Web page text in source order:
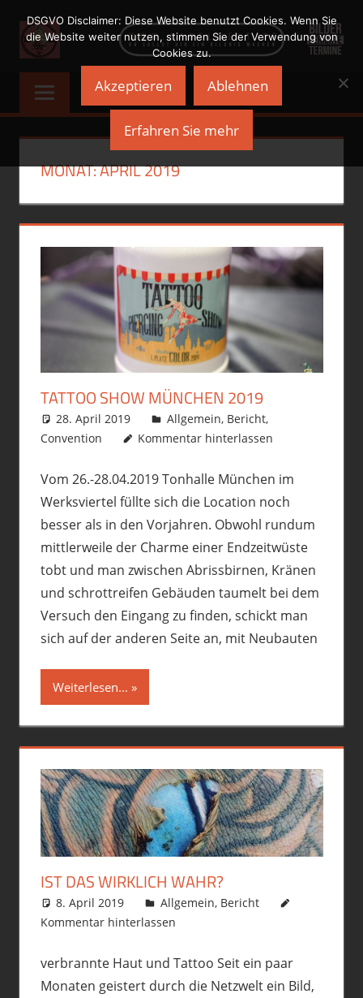
Inhalt
springen
NADELWELT
Du
sollst
ein
machen
MONAT:APRIL 2019
TATTOO SHOW MÜNCHEN 2019
28. April 2019 philofax
Allgemein, Bericht,
Convention
Kommentar hinterlassen
Vom 26.-28.04.2019 Tonhalle München im
Werksviertel füllte sich die Location noch
besser als in den Vorjahren. Obwohl rundum
mittlerweile der Charme einer Endzeitwüste
tobt und man zwischen Abrissbirnen, Kränen
und schrottreifen Gebäuden taumelt bei dem
Versuch den Eingang zu finden, schickt man
sich auf der anderen Seite an, mit Neubauten
Weiterlesen...
IST DAS WIRKLICH WAHR?
8. April 2019 philofax
Allgemein, Bericht
Kommentar hinterlassen
verbrannte Haut und Tattoo Seit ein paar
Monaten geistert durch die Netzwelt ein Bild,
DSGVO Disclaimer: Diese Website benutzt Cookies. Wenn Sie
die Website weiter nutzen, stimmen Sie der Verwendung von
Cookies zu.
Akzeptieren Ablehnen
Erfahren Sie mehr